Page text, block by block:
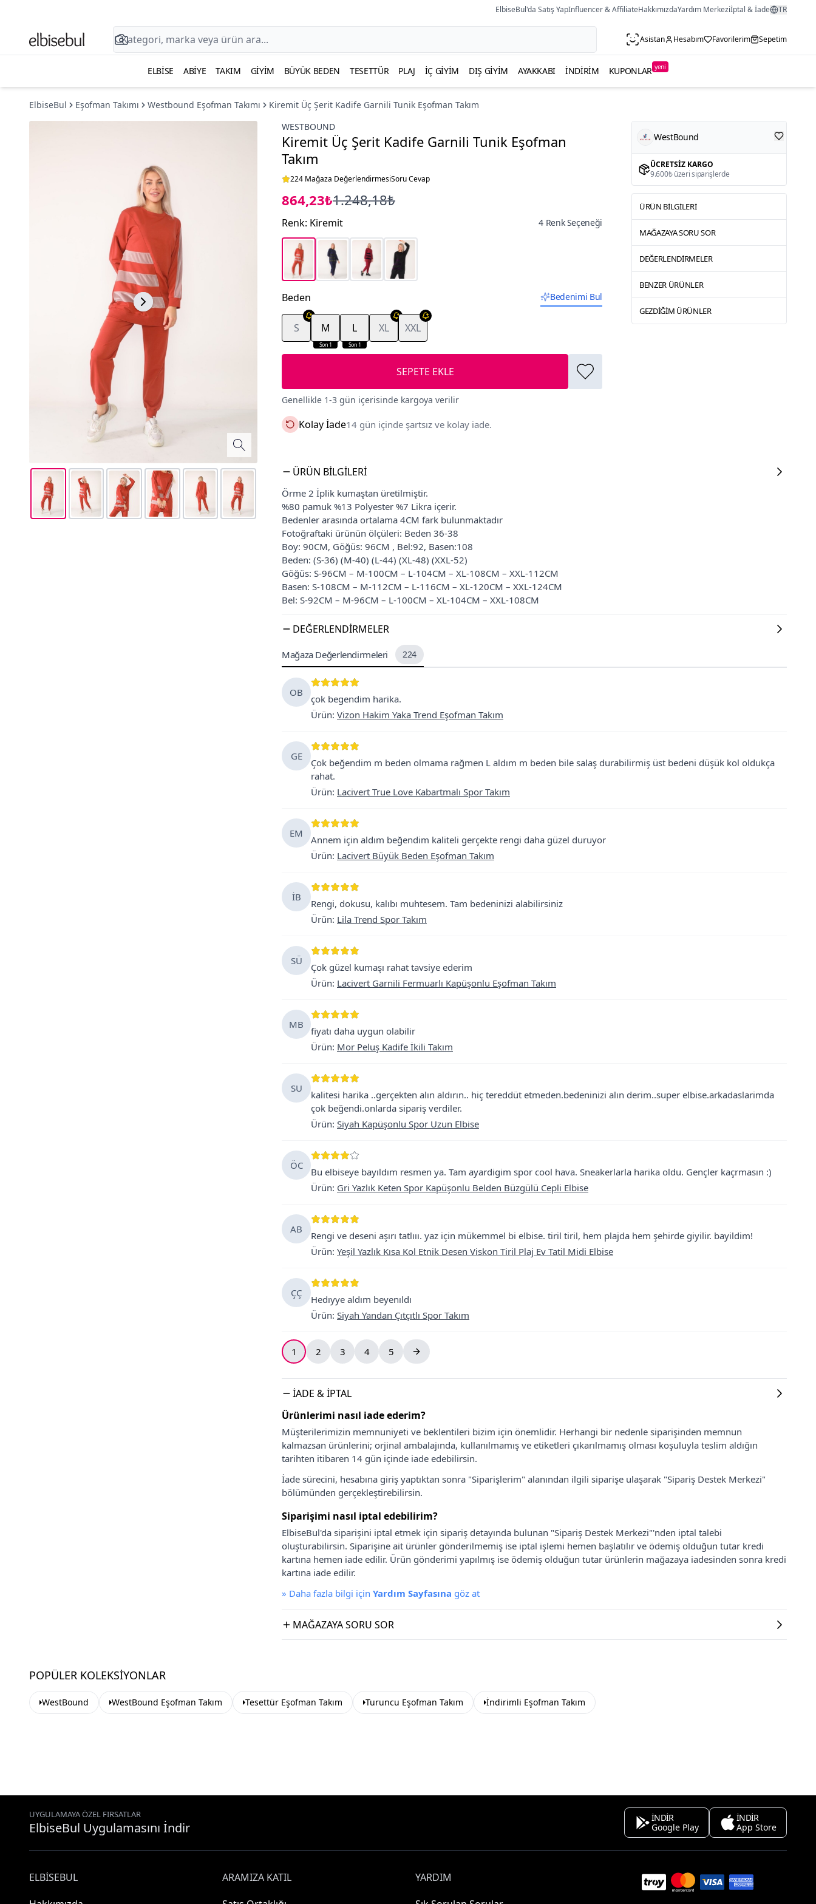
ElbiseBul'da Satış YapInfluencer & AffiliateHakkımızdaYardım Merkeziİptal & İade TR
Asistan Hesabım Favorilerim Sepetim
ELBISE ABIYE TAKIM GIYIM BÜYÜK BEDEN TESETTÜR PLAJ İÇ GIYIM DIŞ GIYIM AYAKKABI İNDIRIM KUPONLAR yeni
ElbiseBul Eşofman Takımı Westbound Eşofman Takımı
Kiremit Üç Şerit Kadife Garnili Tunik Eşofman Takım
WESTBOUND
Kiremit Üç Şerit Kadife Garnili Tunik Eşofman
Takım
224 Mağaza DeğerlendirmesiSoru Cevap
864,23₺1.248,18₺
Renk: Kiremit 4 Renk Seçeneği
Beden Bedenimi Bul
S
Son 1
M
Son 1
L XL XXL
SEPETE EKLE
Genellikle 1-3 gün içerisinde kargoya verilir
Kolay İade14 gün içinde şartsız ve kolay iade.
WestBound
ÜCRETSIZ KARGO
9.600₺ üzeri siparişlerde
ÜRÜN BILGILERI
MAĞAZAYA SORU SOR
DEĞERLENDIRMELER
BENZER ÜRÜNLER
GEZDIĞIM ÜRÜNLER
ÜRÜN BILGILERI
Örme 2 İplik kumaştan üretilmiştir.
%80 pamuk %13 Polyester %7 Likra içerir.
Bedenler arasında ortalama 4CM fark bulunmaktadır
Fotoğraftaki ürünün ölçüleri: Beden 36-38
Boy: 90CM, Göğüs: 96CM , Bel:92, Basen:108
Beden: (S-36) (M-40) (L-44) (XL-48) (XXL-52)
Göğüs: S-96CM – M-100CM – L-104CM – XL-108CM – XXL-112CM
Basen: S-108CM – M-112CM – L-116CM – XL-120CM – XXL-124CM
Bel: S-92CM – M-96CM – L-100CM – XL-104CM – XXL-108CM
DEĞERLENDIRMELER
Mağaza Değerlendirmeleri 224
OB
çok begendim harika.
Ürün: Vizon Hakim Yaka Trend Eşofman Takım
GE
Çok beğendim m beden olmama rağmen L aldım m beden bile salaş durabilirmiş üst bedeni düşük kol oldukça
rahat.
Ürün: Lacivert True Love Kabartmalı Spor Takım
EM
Annem için aldım beğendim kaliteli gerçekte rengi daha güzel duruyor
Ürün: Lacivert Büyük Beden Eşofman Takım
İB
Rengi, dokusu, kalıbı muhtesem. Tam bedeninizi alabilirsiniz
Ürün: Lila Trend Spor Takım
SÜ
Çok güzel kumaşı rahat tavsiye ederim
Ürün: Lacivert Garnili Fermuarlı Kapüşonlu Eşofman Takım
MB
fiyatı daha uygun olabilir
Ürün: Mor Peluş Kadife İkili Takım
SU
kalitesi harika ..gerçekten alın aldırın.. hiç tereddüt etmeden.bedeninizi alın derim..super elbise.arkadaslarimda
çok beğendi.onlarda sipariş verdiler.
Ürün: Siyah Kapüşonlu Spor Uzun Elbise
ÖC
Bu elbiseye bayıldım resmen ya. Tam ayardigim spor cool hava. Sneakerlarla harika oldu. Gençler kaçrmasın :)
Ürün: Gri Yazlık Keten Spor Kapüşonlu Belden Büzgülü Cepli Elbise
AB
Rengi ve deseni aşırı tatlııı. yaz için mükemmel bi elbise. tiril tiril, hem plajda hem şehirde giyilir. bayildim!
Ürün: Yeşil Yazlık Kısa Kol Etnik Desen Viskon Tiril Plaj Ev Tatil Midi Elbise
ÇÇ
Hedıyye aldım beyenıldı
Ürün: Siyah Yandan Çıtçıtlı Spor Takım
1 2 3 4 5
İADE & İPTAL
Ürünlerimi nasıl iade ederim?
Müşterilerimizin memnuniyeti ve beklentileri bizim için önemlidir. Herhangi bir nedenle siparişinden memnun
kalmazsan ürünlerini; orjinal ambalajında, kullanılmamış ve etiketleri çıkarılmamış olması koşuluyla teslim aldığın
tarihten itibaren 14 gün içinde iade edebilirsin.
İade sürecini, hesabına giriş yaptıktan sonra "Siparişlerim" alanından ilgili siparişe ulaşarak "Sipariş Destek Merkezi"
bölümünden gerçekleştirebilirsin.
Siparişimi nasıl iptal edebilirim?
ElbiseBul'da siparişini iptal etmek için sipariş detayında bulunan "Sipariş Destek Merkezi"'nden iptal talebi
oluşturabilirsin. Siparişine ait ürünler gönderilmemiş ise iptal işlemi hemen başlatılır ve ödemiş olduğun tutar kredi
kartına hemen iade edilir. Ürün gönderimi yapılmış ise ödemiş olduğun tutar ürünlerin mağazaya iadesinden sonra kredi
kartına iade edilir.
» Daha fazla bilgi için Yardım Sayfasına göz at
MAĞAZAYA SORU SOR
POPÜLER KOLEKSIYONLAR
WestBound WestBound Eşofman Takım Tesettür Eşofman Takım Turuncu Eşofman Takım İndirimli Eşofman Takım
UYGULAMAYA ÖZEL FIRSATLAR
ElbiseBul Uygulamasını İndir
İNDİR
Google Play
İNDİR
App Store
ELBISEBUL
ARAMIZA KATIL
YARDIM